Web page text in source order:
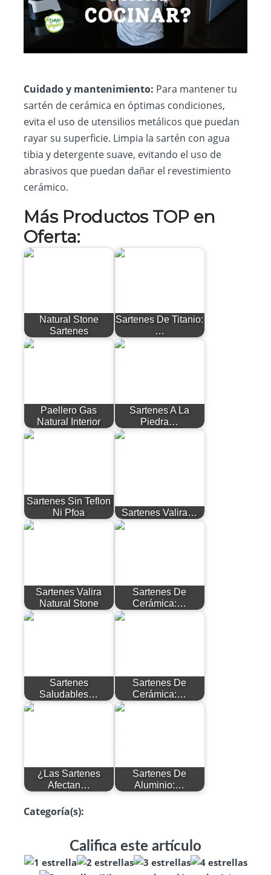
Cuidado y mantenimiento: Para mantener tu
sartén de cerámica en óptimas condiciones,
evita el uso de utensilios metálicos que puedan
rayar su superficie. Limpia la sartén con agua
tibia y detergente suave, evitando el uso de
abrasivos que puedan dañar el revestimiento
cerámico.
Más Productos TOP en
Oferta:
Natural Stone
Sartenes
Sartenes De Titanio:
…
Paellero Gas
Natural Interior
Sartenes A La
Piedra…
Sartenes Sin Teflon
Ni Pfoa
Sartenes Valira…
Sartenes Valira
Natural Stone
Sartenes De
Cerámica:…
Sartenes
Saludables…
Sartenes De
Cerámica:…
¿Las Sartenes
Afectan…
Sartenes De
Aluminio:…
Categoría(s):
Califica este artículo